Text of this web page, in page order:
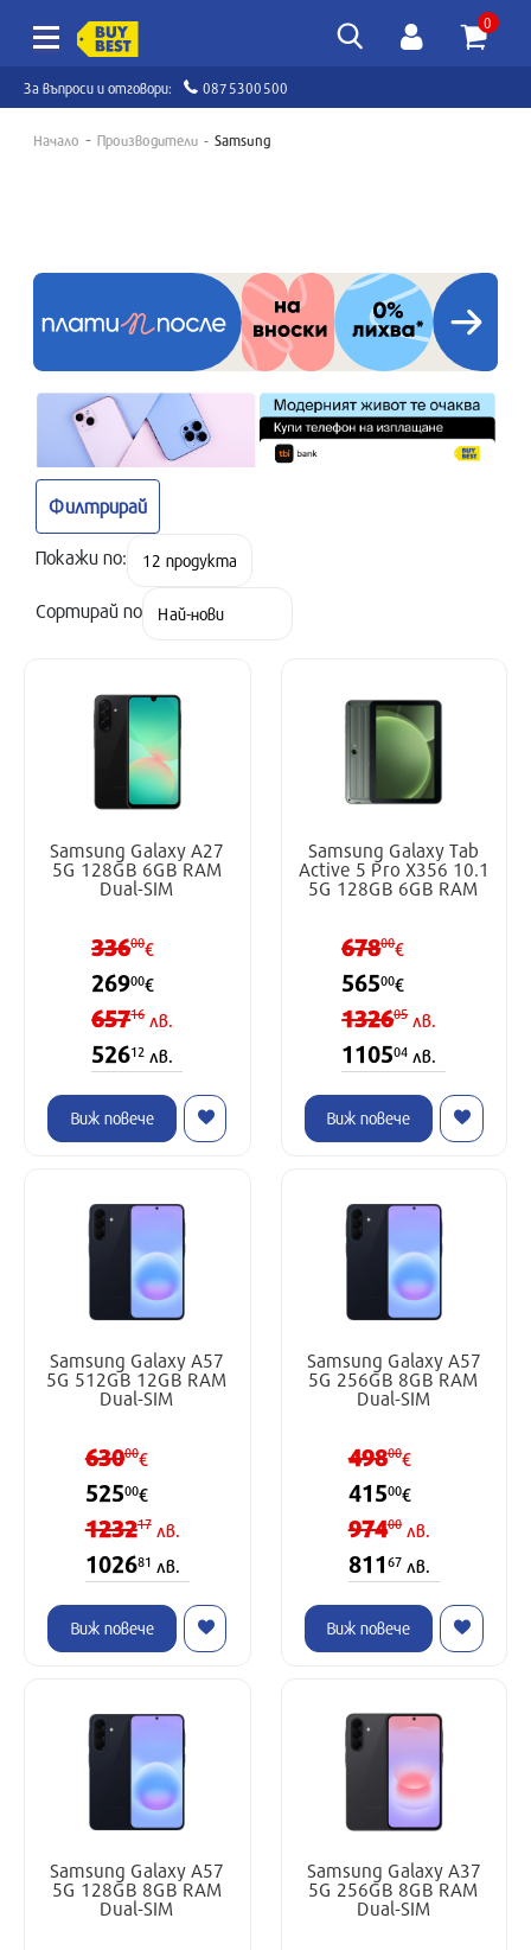
0
За въпроси и отговори: 0875300500
Начало Производители Samsung
Филтрирай
Покажи по:
Сортирай по
Samsung Galaxy A27
5G 128GB 6GB RAM
Dual-SIM
33600€
26900€
65716лв.
52612 лв.
Виж повече
Samsung Galaxy Tab
Active 5 Pro X356 10.1
5G 128GB 6GB RAM
67800€
56500€
132605лв.
110504 лв.
Виж повече
Samsung Galaxy A57
5G 512GB 12GB RAM
Dual-SIM
63000€
52500€
123217лв.
102681 лв.
Виж повече
Samsung Galaxy A57
5G 256GB 8GB RAM
Dual-SIM
49800€
41500€
97400лв.
811 67лв.
Виж повече
Samsung Galaxy A57
5G 128GB 8GB RAM
Dual-SIM
Samsung Galaxy A37
5G 256GB 8GB RAM
Dual-SIM